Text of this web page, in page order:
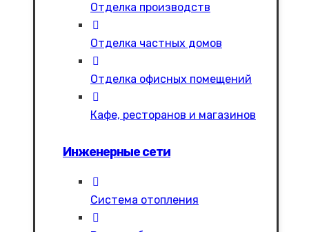
Отделка производств
Отделка частных домов
Отделка офисных помещений
Кафе, ресторанов и магазинов
Инженерные сети
Система отопления